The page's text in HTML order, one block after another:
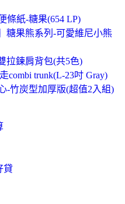
條紙-糖果(654 LP)
糖果熊系列-可愛維尼小熊
拉鍊肩背包(共5色)
combi trunk(L-23吋 Gray)
-竹炭型加厚版(超值2入組)
貸